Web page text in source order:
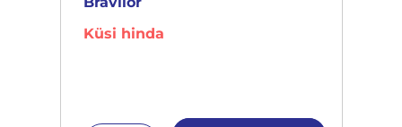
Küsi hinda